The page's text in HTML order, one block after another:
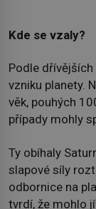
Kde se vzaly?
Podle
vzniku planety.
věk, pouhých
případy mohly
Ty obíhaly
slapové síly
odbornice na
tvrdí, že mohlo